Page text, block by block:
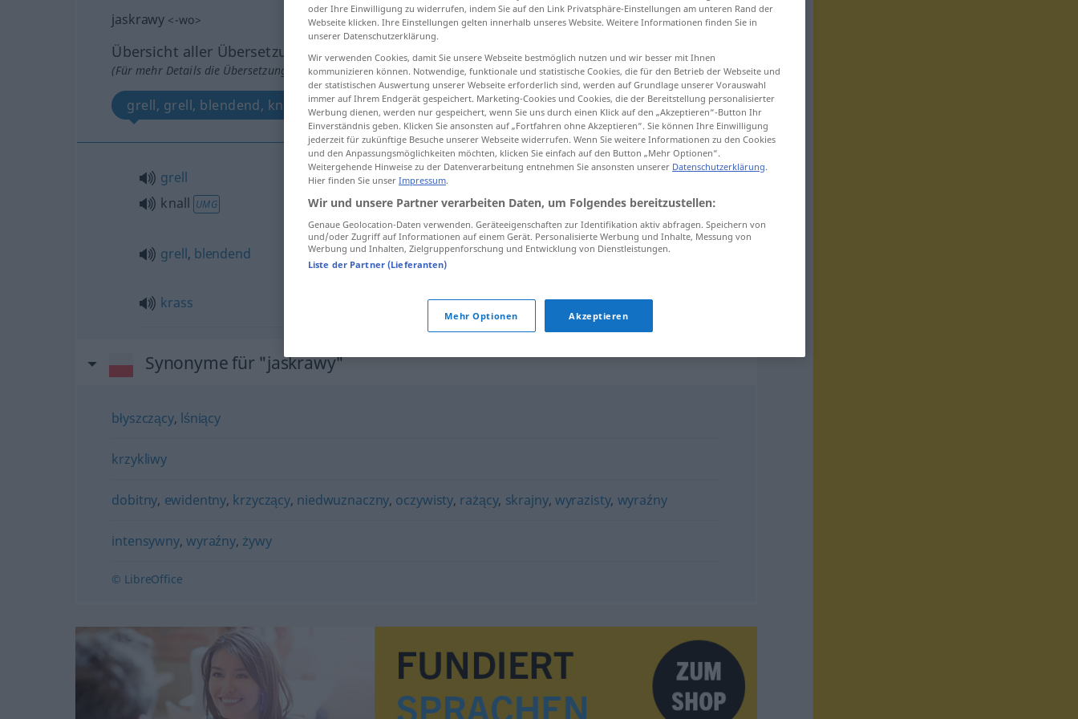
jaskrawy <-wo>
Übersicht aller Übersetzungen
(Für mehr Details die Übersetzung anklicken/antippen)
grell, grell, blendend, knall, krass
grell
knall UMG
jaskrawy
grell, blendend jaskrawyświatło
krass jaskrawy FIG
Synonyme für "jaskrawy"
błyszczący, lśniący
krzykliwy
dobitny, ewidentny, krzyczący, niedwuznaczny, oczywisty, rażący, skrajny, wyrazisty, wyraźny
intensywny,wyraźny, żywy
© LibreOffice
oder Ihre Einwilligung zu widerrufen, indem Sie auf den Link Privatsphäre-Einstellungen am unteren Rand der
Webseite klicken. Ihre Einstellungen gelten innerhalb unseres Website. Weitere Informationen finden Sie in
unserer Datenschutzerklärung.
Wir verwenden Cookies, damit Sie unsere Webseite bestmöglich nutzen und wir besser mit Ihnen
kommunizieren können. Notwendige, funktionale und statistische Cookies, die für den Betrieb der Webseite und
der statistischen Auswertung unserer Webseite erforderlich sind, werden auf Grundlage unserer Vorauswahl
immer auf Ihrem Endgerät gespeichert. Marketing-Cookies und Cookies, die der Bereitstellung personalisierter
Werbung dienen, werden nur gespeichert, wenn Sie uns durch einen Klick auf den „Akzeptieren“-Button Ihr
Einverständnis geben. Klicken Sie ansonsten auf „Fortfahren ohne Akzeptieren“. Sie können Ihre Einwilligung
jederzeit für zukünftige Besuche unserer Webseite widerrufen. Wenn Sie weitere Informationen zu den Cookies
und den Anpassungsmöglichkeiten möchten, klicken Sie einfach auf den Button „Mehr Optionen“.
Weitergehende Hinweise zu der Datenverarbeitung entnehmen Sie ansonsten unserer Datenschutzerklärung.
Hier finden Sie unser Impressum.
Wir und unsere Partner verarbeiten Daten, um Folgendes bereitzustellen:
Genaue Geolocation-Daten verwenden. Geräteeigenschaften zur Identifikation aktiv abfragen. Speichern von
und/oder Zugriff auf Informationen auf einem Gerät. Personalisierte Werbung und Inhalte, Messung von
Werbung und Inhalten, Zielgruppenforschung und Entwicklung von Dienstleistungen.
Liste der Partner (Lieferanten)
Mehr Optionen Akzeptieren